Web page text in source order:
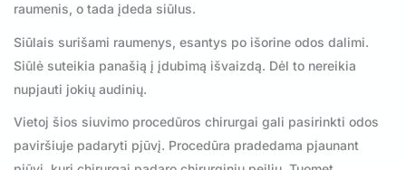
raumenis, o tada įdeda siūlus.
Siūlais surišami raumenys, esantys po išorine odos dalimi.
Siūlė suteikia panašią į įdubimą išvaizdą. Dėl to nereikia
nupjauti jokių audinių.
Vietoj šios siuvimo procedūros chirurgai gali pasirinkti odos
paviršiuje padaryti pjūvį. Procedūra pradedama pjaunant